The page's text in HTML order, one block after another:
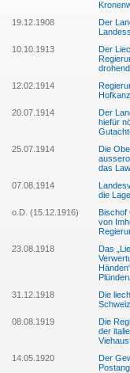
19.12.1908
Der
10.10.1913
Der
12.02.1914
20.07.1914
Der
hiefür
25.07.1914
Die
das
07.08.1914
die
o.D. (15.12.1916)
Bischof
von
23.08.1918
Das
31.12.1918
Die
08.08.1919
Die
der
14.05.1920
Der